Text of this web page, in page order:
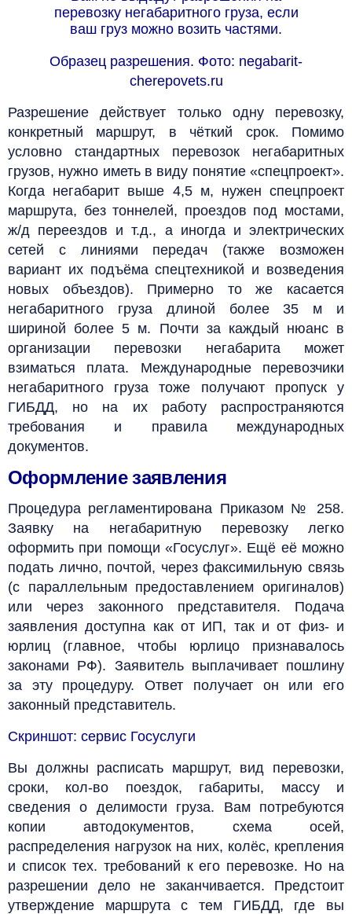
перевозку негабаритного груза, если
ваш груз можно возить частями.
Образец разрешения. Фото: negabarit-
cherepovets.ru
Разрешение действует только одну перевозку,
конкретный маршрут, в чёткий срок. Помимо
условно стандартных перевозок негабаритных
грузов, нужно иметь в виду понятие «спецпроект».
Когда негабарит выше 4,5 м, нужен спецпроект
маршрута, без тоннелей, проездов под мостами,
ж/д переездов и т.д., а иногда и электрических
сетей с линиями передач (также возможен
вариант их подъёма спецтехникой и возведения
новых объездов). Примерно то же касается
негабаритного груза длиной более 35 м и
шириной более 5 м. Почти за каждый нюанс в
организации перевозки негабарита может
взиматься плата. Международные перевозчики
негабаритного груза тоже получают пропуск у
ГИБДД, но на их работу распространяются
требования и правила международных
документов.
Оформление заявления
Процедура регламентирована Приказом № 258.
Заявку на негабаритную перевозку легко
оформить при помощи «Госуслуг». Ещё её можно
подать лично, почтой, через факсимильную связь
(с параллельным предоставлением оригиналов)
или через законного представителя. Подача
заявления доступна как от ИП, так и от физ- и
юрлиц (главное, чтобы юрлицо признавалось
законами РФ). Заявитель выплачивает пошлину
за эту процедуру. Ответ получает он или его
законный представитель.
Скриншот: сервис Госуслуги
Вы должны расписать маршрут, вид перевозки,
сроки, кол-во поездок, габариты, массу и
сведения о делимости груза. Вам потребуются
копии автодокументов, схема осей,
распределения нагрузок на них, колёс, крепления
и список тех. требований к его перевозке. Но на
разрешении дело не заканчивается. Предстоит
утверждение маршрута с тем ГИБДД, где вы